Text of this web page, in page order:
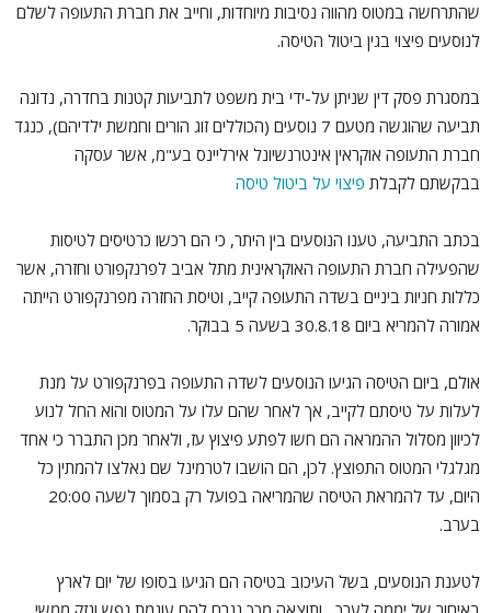
שהתרחשה במטוס מהווה נסיבות מיוחדות, וחייב את חברת התעופה לשלם
לנוסעים פיצוי בגין ביטול הטיסה.
במסגרת פסק דין שניתן על-ידי בית משפט לתביעות קטנות בחדרה, נדונה
תביעה שהוגשה מטעם 7 נוסעים (הכוללים זוג הורים וחמשת ילדיהם), כנגד
חברת התעופה אוקראין אינטרנשיונל אירליינס בע"מ, אשר עסקה
בבקשתם לקבלת פיצוי על ביטול טיסה
בכתב התביעה, טענו הנוסעים בין היתר, כי הם רכשו כרטיסים לטיסות
שהפעילה חברת התעופה האוקראינית מתל אביב לפרנקפורט וחזרה, אשר
כללות חניות ביניים בשדה התעופה קייב, וטיסת החזרה מפרנקפורט הייתה
אמורה להמריא ביום 30.8.18 בשעה 5 בבוקר.
אולם, ביום הטיסה הגיעו הנוסעים לשדה התעופה בפרנקפורט על מנת
לעלות על טיסתם לקייב, אך לאחר שהם עלו על המטוס והוא החל לנוע
לכיוון מסלול ההמראה הם חשו לפתע פיצוץ עז, ולאחר מכן התברר כי אחד
מגלגלי המטוס התפוצץ. לכן, הם הושבו לטרמינל שם נאלצו להמתין כל
היום, עד להמראת הטיסה שהמריאה בפועל רק בסמוך לשעה 20:00
בערב.
לטענת הנוסעים, בשל העיכוב בטיסה הם הגיעו בסופו של יום לארץ